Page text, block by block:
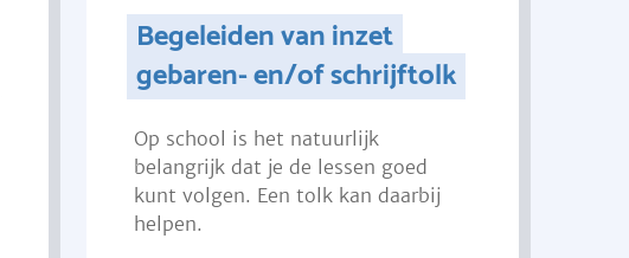
Begeleiden van inzet
gebaren- en/of schrijftolk
Op school is het natuurlijk
belangrijk dat je de lessen goed
kunt volgen. Een tolk kan daarbij
helpen.